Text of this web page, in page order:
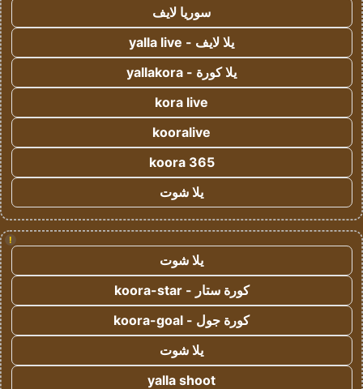
سوريا لايف
يلا لايف - yalla live
يلا كورة - yallakora
kora live
kooralive
koora 365
يلا شوت
!
يلا شوت
كورة ستار - koora-star
كورة جول - koora-goal
يلا شوت
yalla shoot